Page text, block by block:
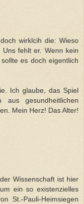
wirklcih die: Wieso
fehlt er. Wenn kein
es doch eigentlich
Ich glaube, das Spiel
gesundheitlichen
Mein Herz! Das Alter!
Wissenschaft ist hier
ein so existenzielles
St.-Pauli-Heimsiegen